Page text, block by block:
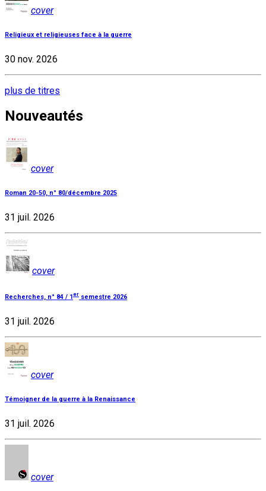
cover
Religieux et religieuses face à la guerre
30 nov. 2026
plus de titres
Nouveautés
cover
Roman 20-50, n° 80/décembre 2025
31 juil. 2026
cover
Recherches, n° 84 / 1er semestre 2026
31 juil. 2026
cover
Témoigner de la guerre à la Renaissance
31 juil. 2026
cover